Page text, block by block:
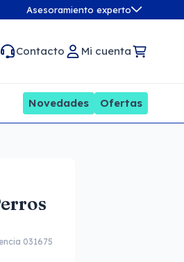
Asesoramiento experto
Contacto Mi cuenta
Novedades Ofertas
031675